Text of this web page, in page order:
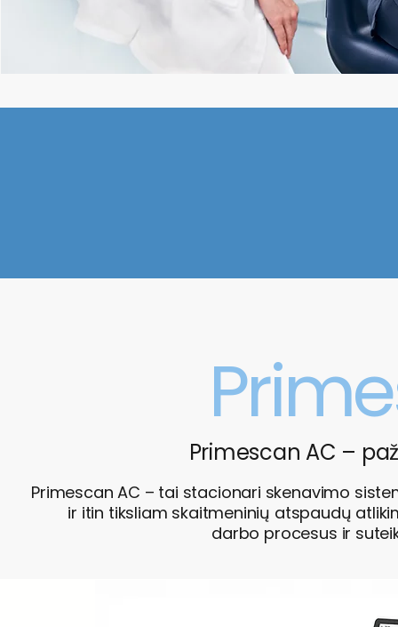
Primescan AC –
Primescan AC – tai stacionari skenavimo
ir itin tiksliam skaitmeninių atspaudų
darbo procesus ir